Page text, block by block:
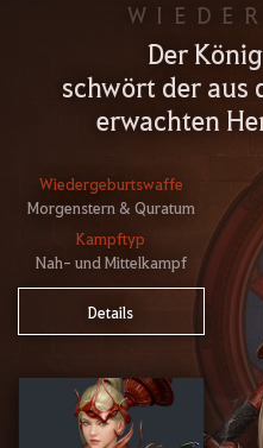
Der
schwört der aus
erwachten
Wiedergeburtswaffe
Morgenstern & Quratum
Kampftyp
Nah- und Mittelkampf
Details